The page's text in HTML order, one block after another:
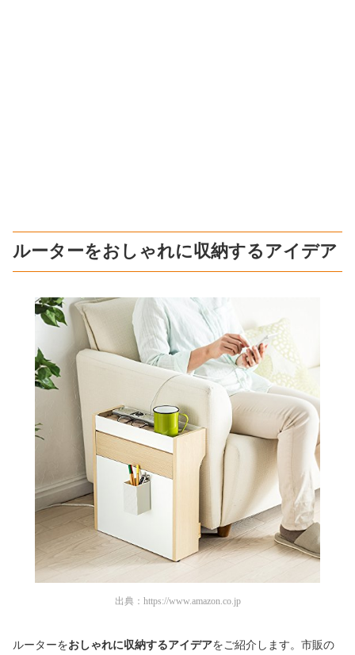
ルーターをおしゃれに収納するアイデア
出典： https://www.amazon.co.jp
ルーターをおしゃれに収納するアイデアをご紹介します。市販の